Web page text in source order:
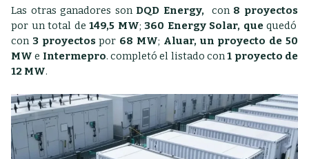
Las otras ganadores son DQD Energy, con 8 proyectos
por un total de149,5 MW;360 Energy Solar, quequedó
con 3 proyectospor 68 MW; Aluar, un proyecto de 50
MW e Intermepro. completó el listado con1 proyecto de
12 MW.